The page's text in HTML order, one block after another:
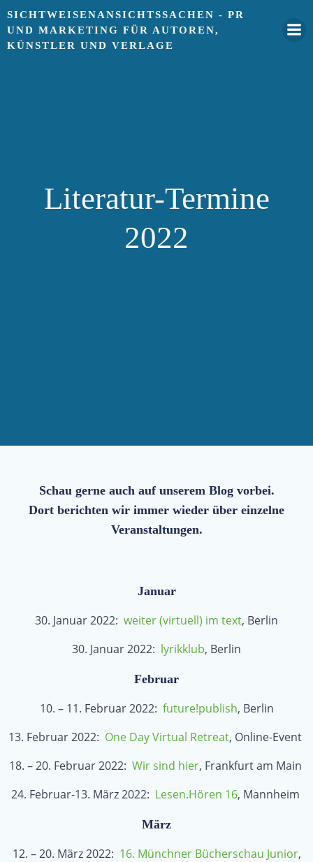
Springe
zum
Inhalt
SICHTWEISENANSICHTSSACHEN - PR
UND MARKETING FÜR AUTOREN,
KÜNSTLER UND VERLAGE
Literatur-Termine
2022
Schau gerne auch auf unserem Blog vorbei.
Dort berichten wir immer wieder über einzelne
Veranstaltungen.
Januar
30. Januar 2022: weiter (virtuell) im text, Berlin
30. Januar 2022: lyrikklub, Berlin
Februar
10. – 11. Februar 2022: future!publish, Berlin
13. Februar 2022: One Day Virtual Retreat, Online-Event
18. – 20. Februar 2022: Wir sind hier, Frankfurt am Main
24. Februar-13. März 2022: Lesen.Hören 16, Mannheim
März
12. – 20. März 2022: 16. Münchner Bücherschau Junior,